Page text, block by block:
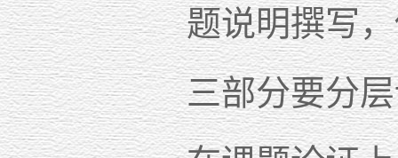
题说明撰写
三部分要分